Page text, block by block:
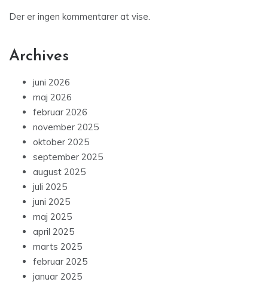
Der er ingen kommentarer at vise.
Archives
juni 2026
maj 2026
februar 2026
november 2025
oktober 2025
september 2025
august 2025
juli 2025
juni 2025
maj 2025
april 2025
marts 2025
februar 2025
januar 2025